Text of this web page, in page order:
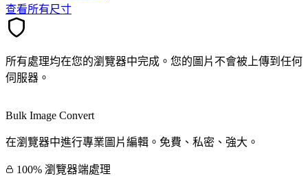
查看所有尺寸
所有處理均在您的瀏覽器中完成。您的圖片不會被上傳到任何
伺服器。
Bulk Image Convert
在瀏覽器中進行專業圖片編輯。免費、私密、強大。
100% 瀏覽器端處理